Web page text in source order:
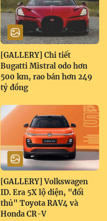
[GALLERY] Chi tiết
Bugatti Mistral odo hơn
500 km, rao bán hơn 249
tỷ đồng
[GALLERY] Volkswagen
ID. Era 5X lộ diện, "đối
thủ" Toyota RAV4 và
Honda CR-V